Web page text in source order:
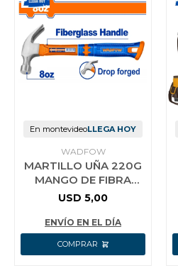
En montevideoLLEGA HOY
WADFOW
MARTILLO UÑA 220G
MANGO DE FIBRA
WADFOW WHM3308
USD 5,00
ENVÍO EN EL DÍA